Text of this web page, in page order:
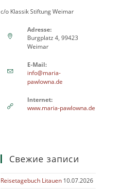
c/o Klassik Stiftung Weimar
Adresse:
Burgplatz 4, 99423
Weimar
E-Mail:
info@maria-
pawlowna.de
Internet:
www.maria-pawlowna.de
Свежие записи
Reisetagebuch Litauen 10.07.2026